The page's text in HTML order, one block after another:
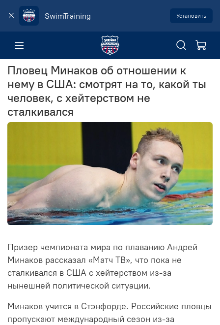
SwimTraining Установить
Пловец Минаков об отношении к
нему в США: смотрят на то, какой ты
человек, с хейтерством не
сталкивался
Призер чемпионата мира по плаванию Андрей
Минаков рассказал «Матч ТВ», что пока не
сталкивался в США с хейтерством из-за
нынешней политической ситуации.
Минаков учится в Стэнфорде. Российские пловцы
пропускают международный сезон из-за